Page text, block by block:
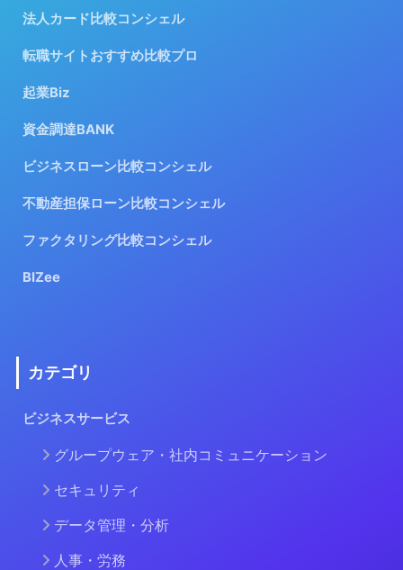
法人カード比較コンシェル
転職サイトおすすめ比較プロ
起業Biz
資金調達BANK
ビジネスローン比較コンシェル
不動産担保ローン比較コンシェル
ファクタリング比較コンシェル
BIZee
カテゴリ
ビジネスサービス
グループウェア・社内コミュニケーション
セキュリティ
データ管理・分析
人事・労務